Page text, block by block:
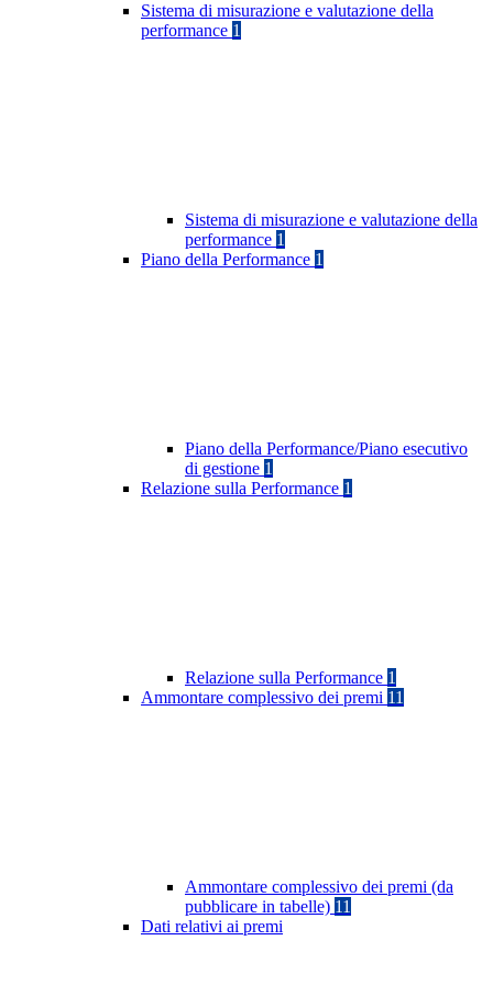
Sistema di misurazione e valutazione della
performance 1
Sistema di misurazione e valutazione della
performance 1
Piano della Performance 1
Piano della Performance/Piano esecutivo
di gestione 1
Relazione sulla Performance 1
Relazione sulla Performance 1
Ammontare complessivo dei premi 11
Ammontare complessivo dei premi (da
pubblicare in tabelle) 11
Dati relativi ai premi